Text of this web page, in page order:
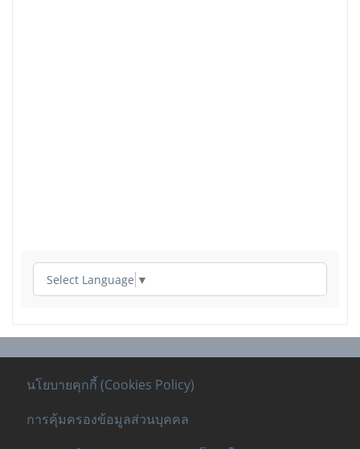
Select Language ▼
นโยบายคุกกี้ (Cookies Policy)
การคุ้มครองข้อมูลส่วนบุคคล